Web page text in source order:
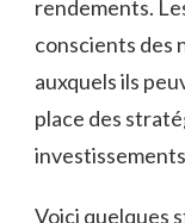
rendements.​
conscients des
auxquels ils
place des
Voici⁢ quelques